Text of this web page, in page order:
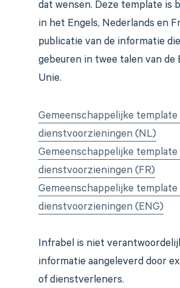
dat wensen. Deze template is
in het Engels, Nederlands en
publicatie van de informatie
gebeuren in twee talen van de
Unie.
Gemeenschappelijke template
dienstvoorzieningen (NL)
Gemeenschappelijke template
dienstvoorzieningen (FR)
Gemeenschappelijke template
dienstvoorzieningen (ENG)
Infrabel is niet
informatie aangeleverd door
of dienstverleners.